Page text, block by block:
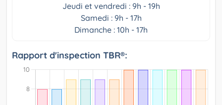
Jeudi et vendredi : 9h - 19h
Samedi : 9h - 17h
Dimanche : 10h - 17h
Rapport d'inspection TBR®: